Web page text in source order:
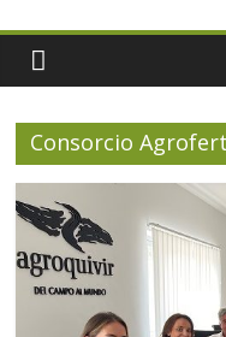
meteorológicas y la
El Ministerio de
remanentes disponibles
Consorcio Agrofert